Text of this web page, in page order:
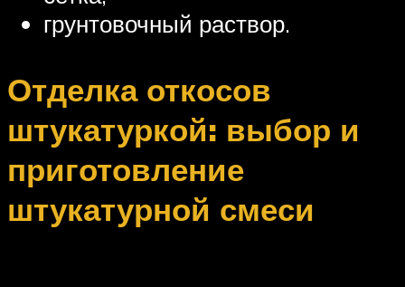
грунтовочный раствор.
Отделка откосов
штукатуркой: выбор и
приготовление
штукатурной смеси